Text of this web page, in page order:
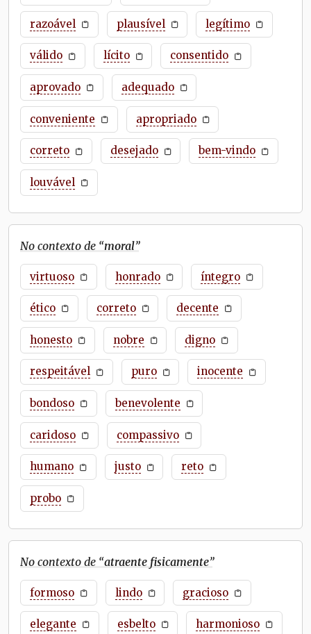
razoável plausível legítimo
válido lícito consentido
aprovado adequado
conveniente apropriado
correto desejado bem-vindo
louvável
No contexto de “moral”
virtuoso honrado íntegro
ético correto decente
honesto nobre digno
respeitável puro inocente
bondoso benevolente
caridoso compassivo
humano justo reto
probo
No contexto de “atraente fisicamente”
formoso lindo gracioso
elegante esbelto harmonioso